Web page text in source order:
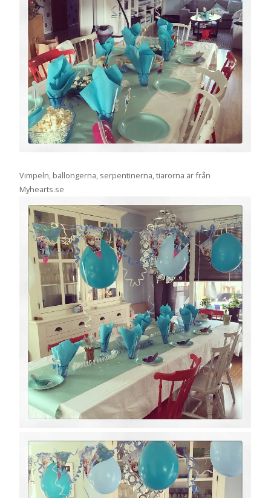
Vimpeln, ballongerna, serpentinerna, tiarorna är från
Myhearts.se